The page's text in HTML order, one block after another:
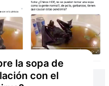
la sopa de
con el